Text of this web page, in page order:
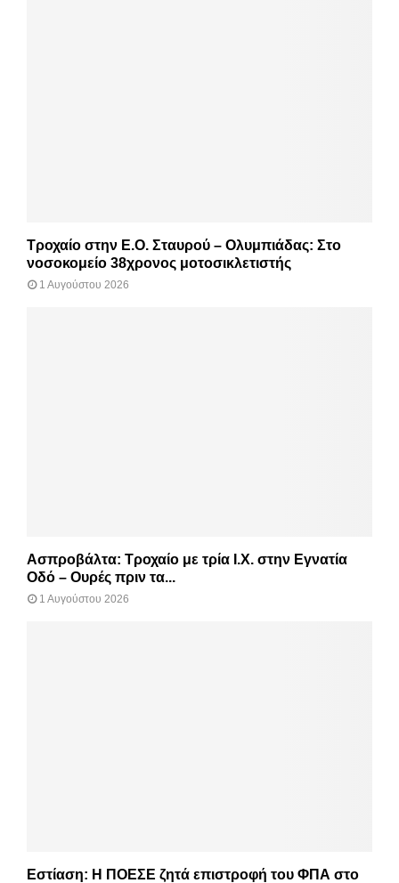
Τροχαίο στην Ε.Ο. Σταυρού – Ολυμπιάδας: Στο
νοσοκομείο 38χρονος μοτοσικλετιστής
1 Αυγούστου 2026
Ασπροβάλτα: Τροχαίο με τρία Ι.Χ. στην Εγνατία
Οδό – Ουρές πριν τα...
1 Αυγούστου 2026
Εστίαση: Η ΠΟΕΣΕ ζητά επιστροφή του ΦΠΑ στο